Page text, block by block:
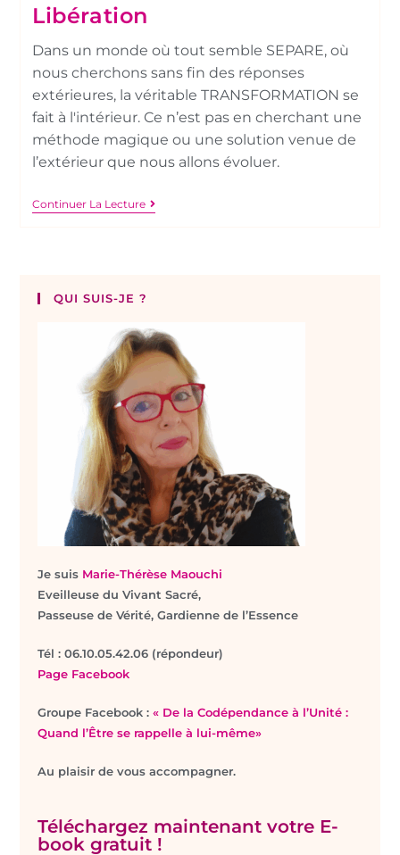
Libération
Dans un monde où tout semble SEPARE, où
nous cherchons sans fin des réponses
extérieures, la véritable TRANSFORMATION se
fait à l'intérieur. Ce n’est pas en cherchant une
méthode magique ou une solution venue de
l’extérieur que nous allons évoluer.
Continuer La Lecture
QUI SUIS-JE ?
Je suis Marie-Thérèse Maouchi
Eveilleuse du Vivant Sacré,
Passeuse de Vérité, Gardienne de l’Essence
Tél : 06.10.05.42.06 (répondeur)
Page Facebook
Groupe Facebook :« De la Codépendance à l’Unité :
Quand l’Être se rappelle à lui-même»
Au plaisir de vous accompagner.
Téléchargez maintenant votre E-
book gratuit !